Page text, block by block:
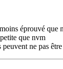
éprouvé que
que nvm
peuvent ne pas